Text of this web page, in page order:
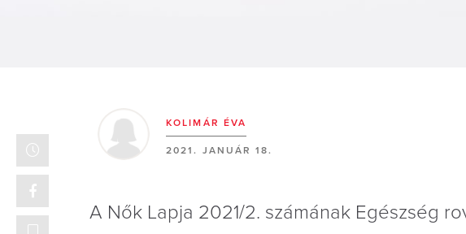
KOLIMÁR ÉVA
2021. JANUÁR 18.
A Nők Lapja 2021/2. számának Egészség